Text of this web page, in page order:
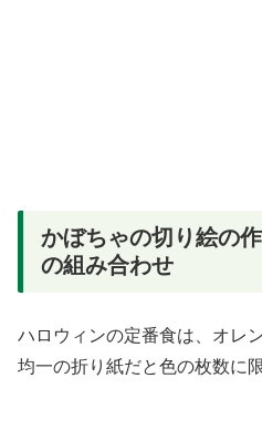
かぼちゃの切り絵の
の組み合わせ
ハロウィンの定番食は、オレ
均一の折り紙だと色の枚数に